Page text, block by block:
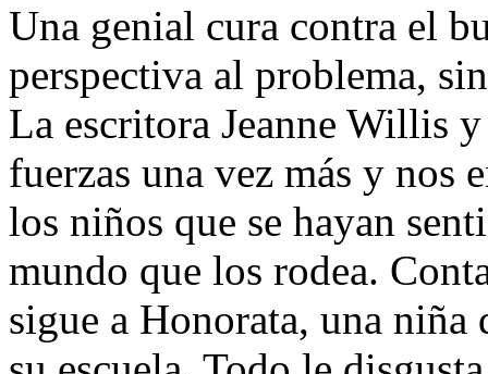
Una genial cura contra el
perspectiva al problema,
La escritora Jeanne Willis
fuerzas una vez más y nos
los niños que se hayan
mundo que los rodea.
sigue a Honorata, una niña